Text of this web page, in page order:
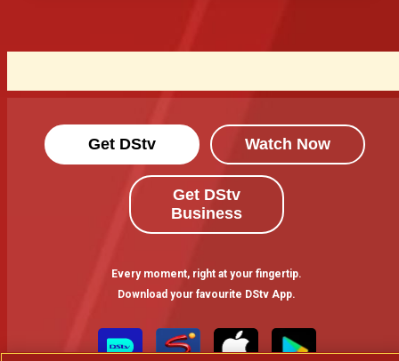
Get DStv Watch Now
Get DStv
Business
Every moment, right at your fingertip.
Download your favourite DStv App.